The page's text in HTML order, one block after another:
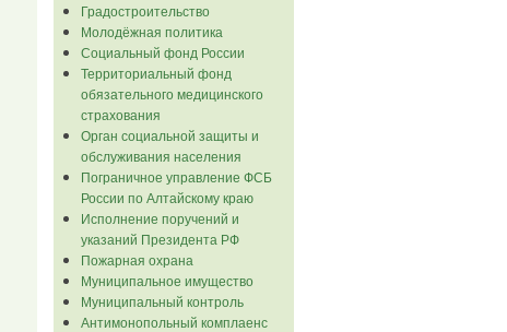
Градостроительство
Молодёжная политика
Социальный фонд России
Территориальный фонд
обязательного медицинского
страхования
Орган социальной защиты и
обслуживания населения
Пограничное управление ФСБ
России по Алтайскому краю
Исполнение поручений и
указаний Президента РФ
Пожарная охрана
Муниципальное имущество
Муниципальный контроль
Антимонопольный комплаенс